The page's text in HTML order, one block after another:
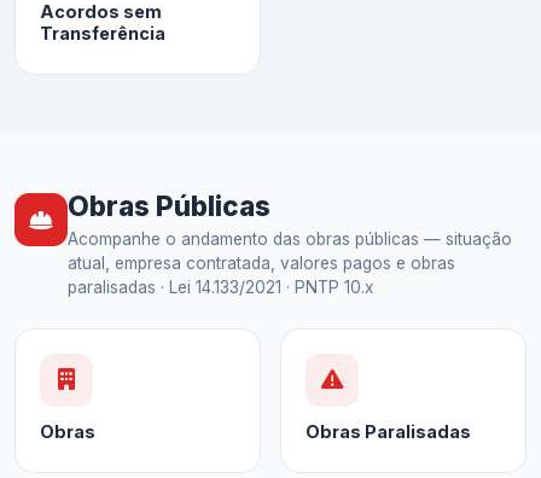
Acordos sem
Transferência
Obras Públicas
Acompanhe o andamento das obras públicas — situação
atual, empresa contratada, valores pagos e obras
paralisadas · Lei 14.133/2021 · PNTP 10.x
Obras Obras Paralisadas